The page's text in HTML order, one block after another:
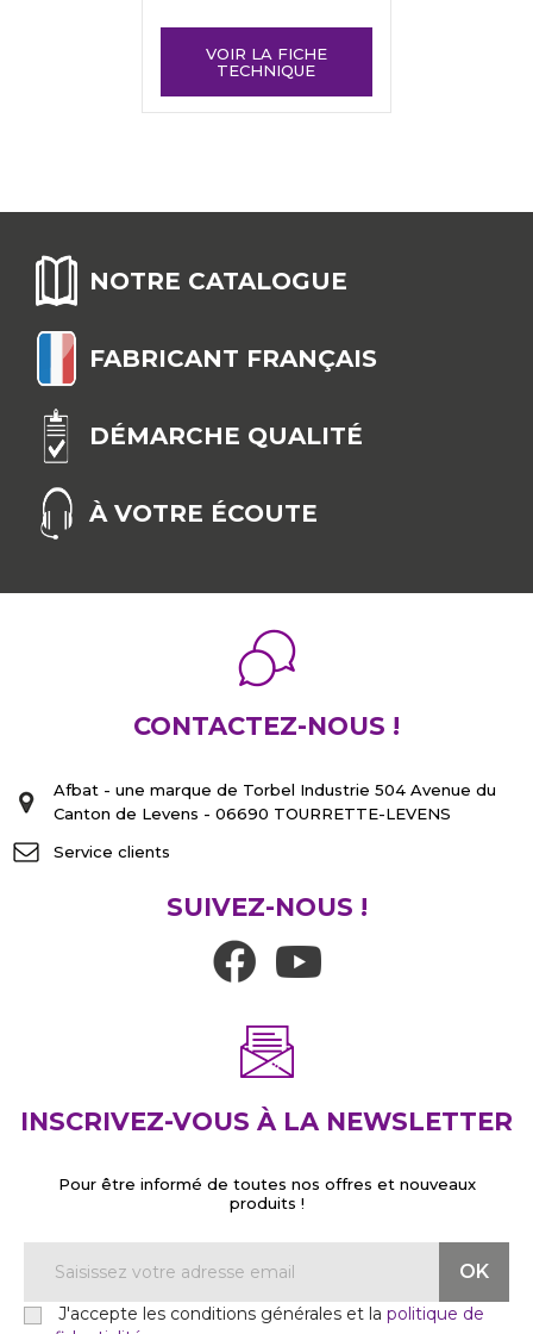
VOIR LA FICHE
TECHNIQUE
NOTRE CATALOGUE
FABRICANT FRANÇAIS
DÉMARCHE QUALITÉ
À VOTRE ÉCOUTE
CONTACTEZ-NOUS !
Afbat - une marque de Torbel Industrie 504 Avenue du
Canton de Levens - 06690 TOURRETTE-LEVENS
Service clients
SUIVEZ-NOUS !
INSCRIVEZ-VOUS À LA NEWSLETTER
Pour être informé de toutes nos offres et nouveaux
produits !
J'accepte les conditions générales et la politique de